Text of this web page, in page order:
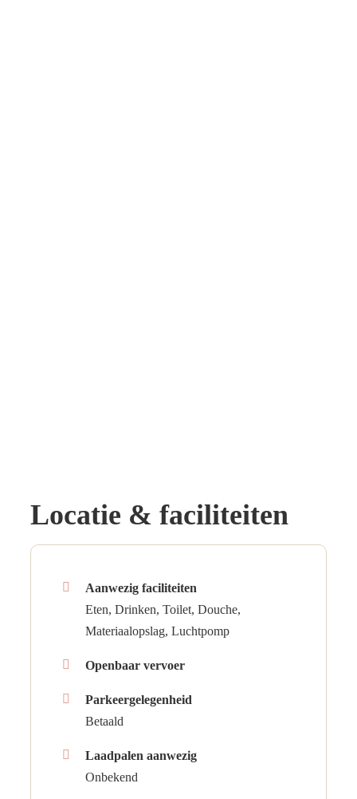
Locatie & faciliteiten
Aanwezig faciliteiten
Eten, Drinken, Toilet, Douche,
Materiaalopslag, Luchtpomp
Openbaar vervoer
Parkeergelegenheid
Betaald
Laadpalen aanwezig
Onbekend